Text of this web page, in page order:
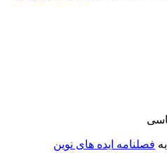
فصلنامه ایده های نوین